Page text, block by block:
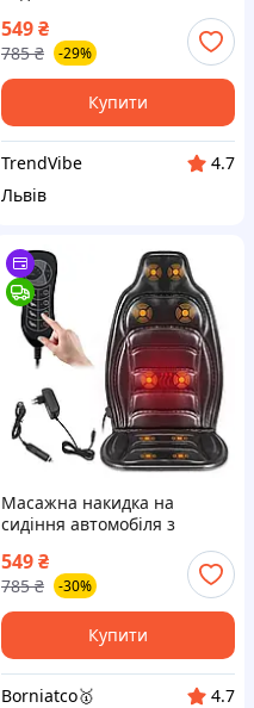
Вібраційна масажер-
накладка на крісло
549₴
785 ₴ -29%
Купити
TrendVibe
4.7
Львів
Масажна накидка на
сидіння автомобіля з
Вібраційна масажер-
накладка на крісло
549₴
785 ₴ -30%
Купити
Borniatco🥇
4.7